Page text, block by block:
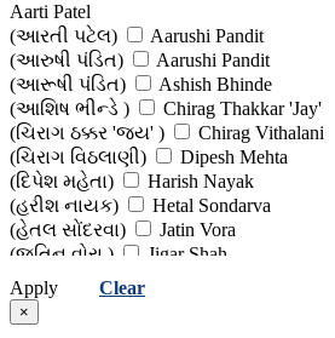
(ચંદ્રકાંત બક્ષી)
(ચેતન ભગત)
Chintan Madhu (Dr)
(ચિંતન માધુ (ડૉ.))
Chirag Moradiya
(ચિરાગ મોરડિયા)
Dashiell Hammett
(ડેશીલ હેમેટ)
Dashiell Hammett
(ડેશીલ હેમેટ)
Devangi Bhatt
(દેવાંગી ભટ્ટ )
Deven Shah
(દેવેન શાહ )
Devendra Patel
(દેવેન્દ્ર પટેલ )
Dhaivat Trivedi
(ધૈવત ત્રિવેદી )
Dhruv Modi (Dr)
(એડગર વોલેસ)
(એકતા દોશી)
Aarti Patel
(આરતી પટેલ)
Aarushi Pandit
(આરુષી પંડિત)
Aarushi Pandit
(આરૂષી પંડિત)
Ashish Bhinde
(આશિષ ભીન્ડે )
Chirag Thakkar 'Jay'
(ચિરાગ ઠક્કર 'જય' )
Chirag Vithalani
(ચિરાગ વિઠલાણી)
Dipesh Mehta
(દિપેશ મહેતા)
Harish Nayak
(હરીશ નાયક)
Hetal Sondarva
(હેતલ સોંદરવા)
Jatin Vora
(જતિન વોરા )
Jigar Shah
(જીગર શાહ)
(કેયુર કોટક)
Mahesh Gohil
(મહેશ ગોહિલ)
Apply Clear
×